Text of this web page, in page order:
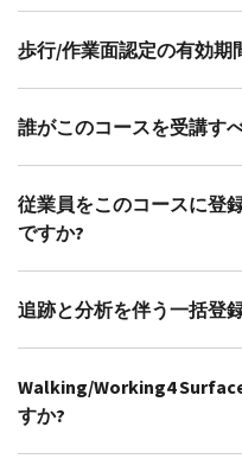
歩行/作業面認定の有効期
誰がこのコースを受講す
従業員をこのコースに登
ですか?
追跡と分析を伴う一括登
Walking/Working4
すか?